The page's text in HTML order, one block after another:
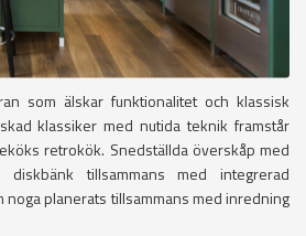
som älskar funktionalitet och klassisk
klassiker med nutida teknik framstår
retrokök. Snedställda överskåp med
diskbänk tillsammans med integrerad
planerats tillsammans med inredning